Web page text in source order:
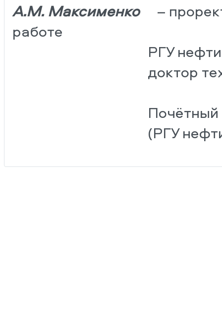
А.М. Максименко
–
работе
РГУ нефти и газа
доктор
Почётный
(РГУ нефти и газа